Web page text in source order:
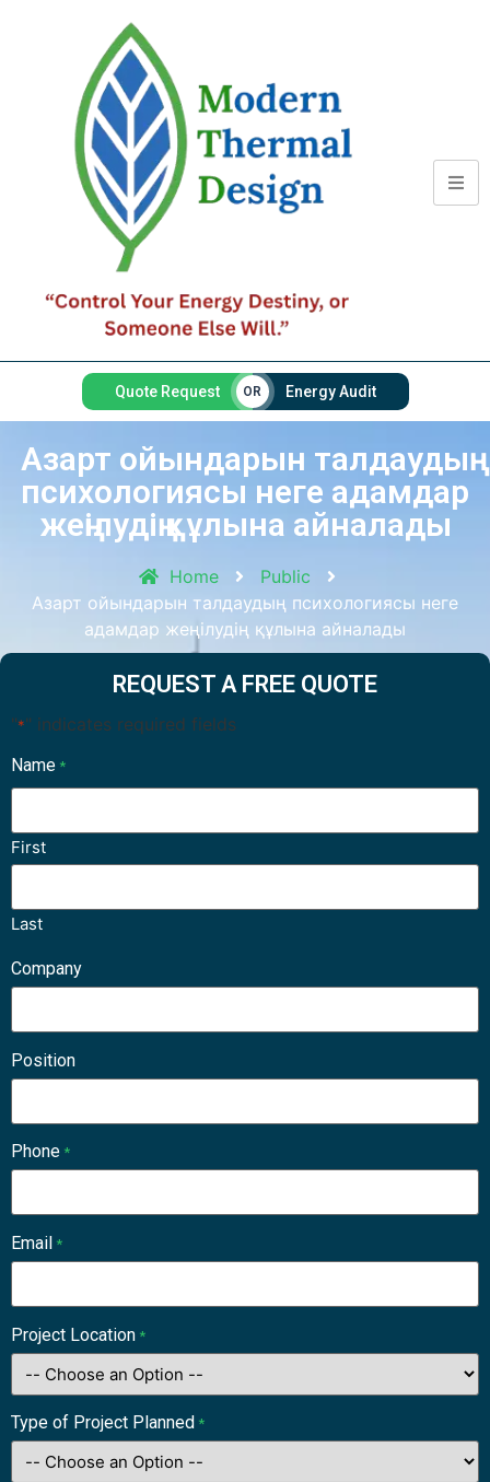
Quote Request OR Energy Audit
Азарт ойындарын талдаудың
психологиясы неге адамдар
жеңілудің құлына айналады
Home
Public
Азарт ойындарын талдаудың психологиясы неге
адамдар жеңілудің құлына айналады
REQUEST A FREE QUOTE
"*" indicates required fields
Name *
First
Last
Company
Position
Phone *
Email *
Project Location *
Type of Project Planned *